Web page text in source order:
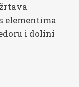
elementima
i dolini